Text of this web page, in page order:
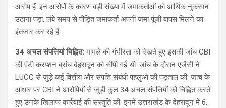
आरोप हैं. इन आरोपों के कारण बड़ी संख्या में जमाकर्ताओं को आर्थिक नुकसान
उठाना पड़ा. लंबे समय से पीड़ित जमाकर्ता अपनी जमा पूंजी वापस मिलने का
इंतजार कर रहे हैं.
34 अचल संपत्तियां चिह्नित:मामले की गंभीरता को देखते हुए इसकी जांच CBI
की एंटी करप्शन ब्रांच देहरादून को सौंपी गई थी. जांच के दौरान एजेंसी ने
LUCC से जुड़े कई वित्तीय और संपत्ति संबंधी पहलुओं की पड़ताल की. जांच के
आधार पर CBI ने आरोपियों से जुड़ी कुल 34 अचल संपत्तियों को चिह्नित करते
हुए उनके खिलाफ कार्रवाई की संस्तुति की. इनमें उत्तराखंड के देहरादून में 6,